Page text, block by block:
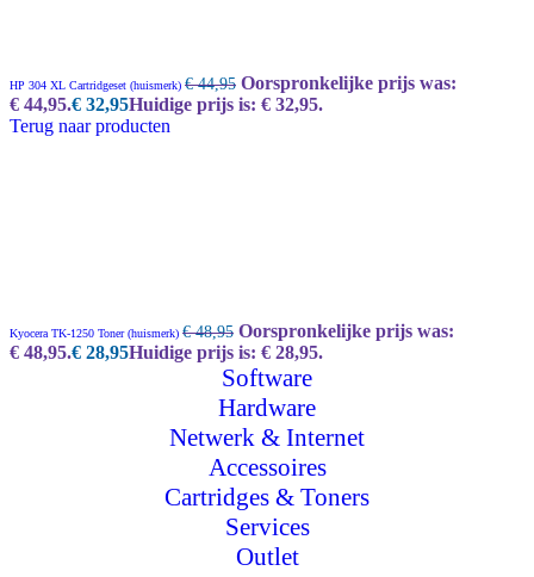
HP 304 XL Cartridgeset (huismerk) €44,95 Oorspronkelijke prijs was:
€ 44,95.€ 32,95Huidige prijs is: € 32,95.
Terug naar producten
Kyocera TK-1250 Toner (huismerk) €48,95 Oorspronkelijke prijs was:
€ 48,95.€ 28,95Huidige prijs is: € 28,95.
Software
Hardware
Netwerk & Internet
Accessoires
Cartridges & Toners
Services
Outlet